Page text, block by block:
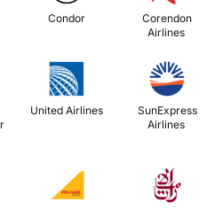
Condor
Corendon
Airlines
United Airlines
Airlines